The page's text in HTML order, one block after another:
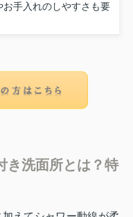
お手入れのしやすさも要
き洗面所とは？特